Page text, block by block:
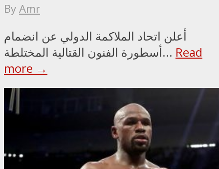
ByAmr
أعلن اتحاد الملاكمة الدولي عن انضمام
أسطورة الفنون القتالية المختلطة... Read
more →